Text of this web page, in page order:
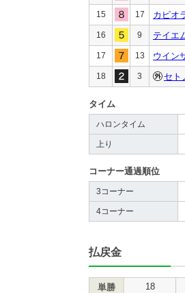
15 17 カピオ
16 9 テイエ
17 13 ウイン
18 3 セト
タイム
ハロンタイム
上り
コーナー通過順位
3コーナー
4コーナー
払戻金
単勝 18